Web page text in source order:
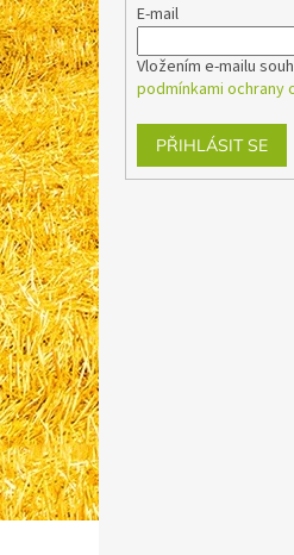
E-mail
Vložením e-mailu
podmínkami ochrany
PŘIHLÁSIT SE